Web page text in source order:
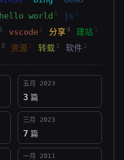
hello world 1 js 1
1 vscode 1 分享 4 建站 1
3 资源 1 转载 1 软件 1
五月 2023
3 篇
三月 2023
7 篇
一月 2011